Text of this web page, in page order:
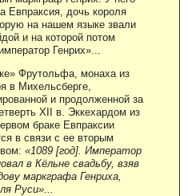
Евпраксия, дочь короля
на нашем языке звали
и на которой потом
Генрих»...
Фрутольфа, монаха из
в Михельсберге,
и продолженной за
XII в. Эккехардом из
браке Евпраксии
в связи с ее вторым
«1089 [год]. Император
в Кёльне свадьбу, взяв
маркграфа Генриха,
Руси»...